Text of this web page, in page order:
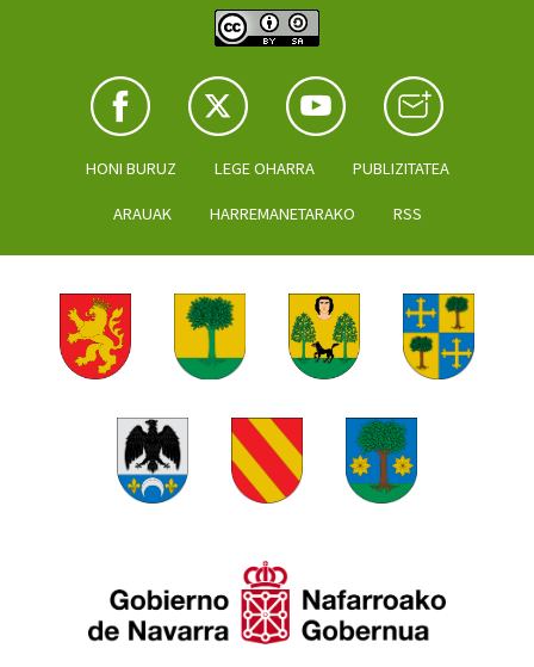
HONI BURUZ LEGE OHARRA PUBLIZITATEA
ARAUAK HARREMANETARAKO RSS